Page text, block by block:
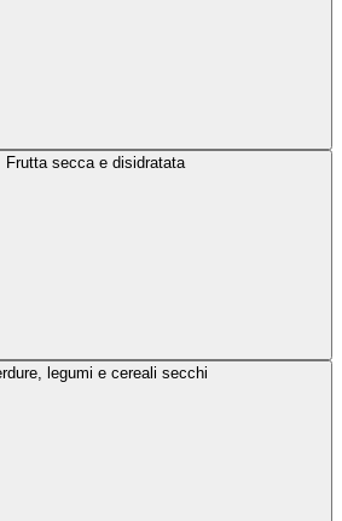
Frutta secca e disidratata
legumi e cereali secchi